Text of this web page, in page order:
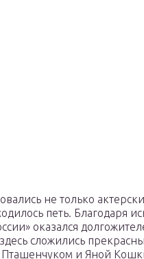
не только
петь. Благодаря
оказался
сложились
Пташенчуком и Яной